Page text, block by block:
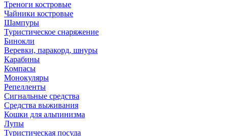
Треноги костровые
Чайники костровые
Шампуры
Туристическое снаряжение
Бинокли
Веревки, паракорд, шнуры
Карабины
Компасы
Монокуляры
Репелленты
Сигнальные средства
Средства выживания
Кошки для альпинизма
Лупы
Туристическая посуда